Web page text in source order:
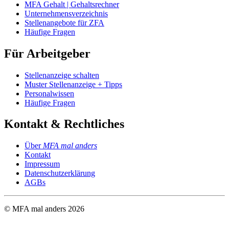
MFA Gehalt | Gehaltsrechner
Unternehmensverzeichnis
Stellenangebote für ZFA
Häufige Fragen
Für Arbeitgeber
Stellenanzeige schalten
Muster Stellenanzeige + Tipps
Personalwissen
Häufige Fragen
Kontakt & Rechtliches
Über MFA mal anders
Kontakt
Impressum
Datenschutzerklärung
AGBs
© MFA mal anders 2026